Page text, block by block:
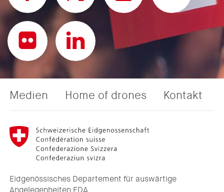
Medien Home of drones Kontakt
Eidgenössisches Departement für auswärtige
Angelegenheiten EDA